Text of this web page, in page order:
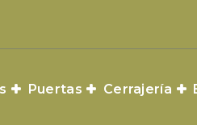
Puertas Cerrajería